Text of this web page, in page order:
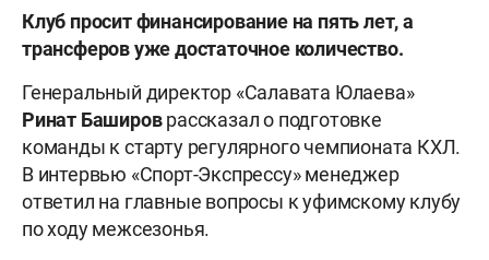
Клуб просит финансирование на пять лет, а
трансферов уже достаточное количество.
Генеральный директор «Салавата Юлаева»
Ринат Башироврассказал о подготовке
команды к старту регулярного чемпионата КХЛ.
В интервью «Спорт-Экспрессу» менеджер
ответил на главные вопросы к уфимскому клубу
по ходу межсезонья.